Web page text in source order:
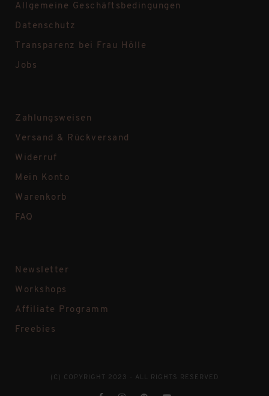
Allgemeine Geschäftsbedingungen
Datenschutz
Transparenz bei Frau Hölle
Jobs
Zahlungsweisen
Versand & Rückversand
Widerruf
Mein Konto
Warenkorb
FAQ
Newsletter
Workshops
Affiliate Programm
Freebies
(C) COPYRIGHT 2023 - ALL RIGHTS RESERVED